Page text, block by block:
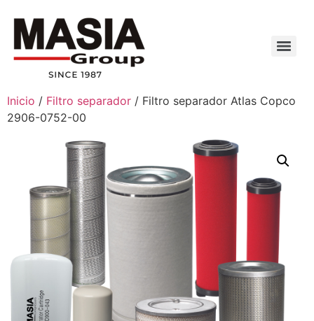
Inicio / Filtro separador / Filtro separador Atlas Copco
2906-0752-00